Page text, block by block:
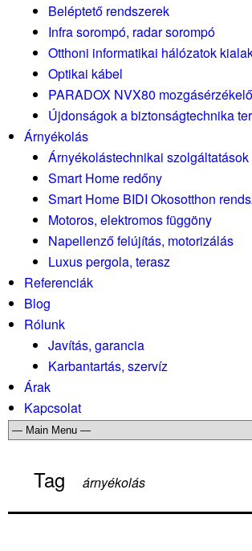
Beléptető rendszerek
Infra sorompó, radar sorompó
Otthoni informatikai hálózatok
Optikai kábel
PARADOX NVX80 mozgásérzékelő
Újdonságok a biztonságtechnika
Árnyékolás
Árnyékolástechnikai szolgáltatások
Smart Home redőny
Smart Home BIDI Okosotthon
Motoros, elektromos függöny
Napellenző felújítás, motorizálás
Luxus pergola, terasz
Referenciák
Blog
Rólunk
Javítás, garancia
Karbantartás, szervíz
Árak
Kapcsolat
Tag árnyékolás